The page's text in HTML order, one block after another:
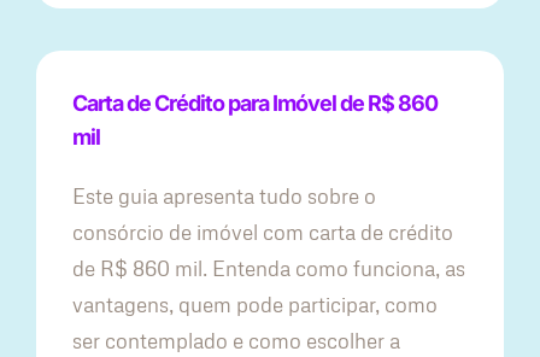
Carta de Crédito para Imóvel de R$ 860
mil
Este guia apresenta tudo sobre o
consórcio de imóvel com carta de crédito
de R$ 860 mil. Entenda como funciona, as
vantagens, quem pode participar, como
ser contemplado e como escolher a